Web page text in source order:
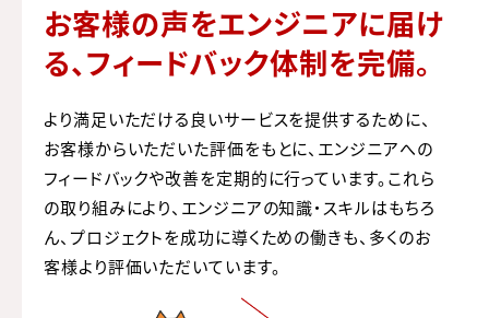
お客様の声をエンジニアに届け
る、フィードバック体制を完備。
より満足いただける良いサービスを提供するために、
お客様からいただいた評価をもとに、エンジニアへの
フィードバックや改善を定期的に行っています。これら
の取り組みにより、エンジニアの知識・スキルはもちろ
ん、プロジェクトを成功に導くための働きも、多くのお
客様より評価いただいています。